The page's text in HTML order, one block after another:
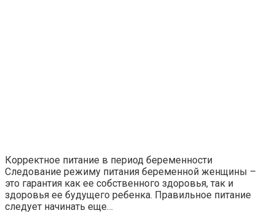
Корректное питание в период беременности
Следование режиму питания беременной женщины –
это гарантия как ее собственного здоровья, так и
здоровья ее будущего ребенка. Правильное питание
следует начинать еще…